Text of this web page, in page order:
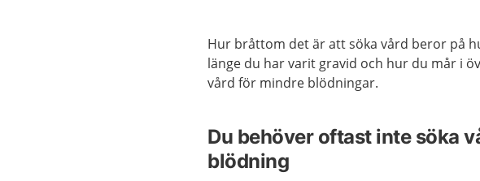
Hur bråttom det är att söka vård beror på
länge du har varit gravid och hur du mår i
vård för mindre blödningar.
Du behöver oftast inte söka
blödning